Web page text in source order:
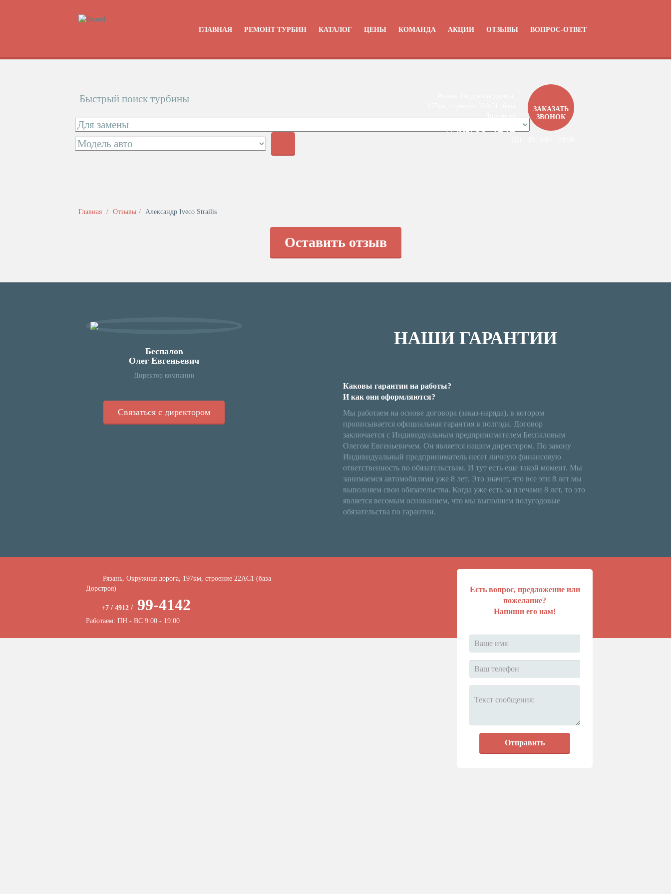
ГЛАВНАЯ РЕМОНТ ТУРБИН КАТАЛОГ ЦЕНЫ КОМАНДА АКЦИИ ОТЗЫВЫ ВОПРОС-ОТВЕТ
Быстрый поиск турбины
ЗАКАЗАТЬ
ЗВОНОК
Дорстроя)
+7 / 4912 /
Главная Отзывы Александр Iveco Strailis
Оставить отзыв
Беспалов
Олег Евгеньевич
Директор компании
Связаться с директором
НАШИ ГАРАНТИИ
Каковы гарантии на работы?
И как они оформляются?
Мы работаем на основе договора (заказ-наряда), в котором
прописывается официальная гарантия в полгода. Договор
заключается с Индивидуальным предпринимателем Беспаловым
Олегом Евгеньевичем. Он является нашим директором. По закону
Индивидуальный предприниматель несет личную финансовую
ответственность по обязательствам. И тут есть еще такой момент. Мы
занимаемся автомобилями уже 8 лет. Это значит, что все эти 8 лет мы
выполняем свои обязательства. Когда уже есть за плечами 8 лет, то это
является весомым основанием, что мы выполним полугодовые
обязательства по гарантии.
Рязань, Окружная дорога, 197км, строение 22АC1 (база
Дорстроя)
+7 / 4912 / 99-4142
Работаем: ПН - ВС 9:00 - 19:00
Есть вопрос, предложение или
пожелание?
Напиши его нам!